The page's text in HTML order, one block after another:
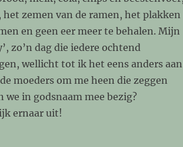
zemen van de ramen, het plakken
en geen eer meer te behalen. Mijn
zo’n dag die iedere ochtend
wellicht tot ik het eens anders aan
moeders om me heen die zeggen
in godsnaam mee bezig?
ernaar uit!